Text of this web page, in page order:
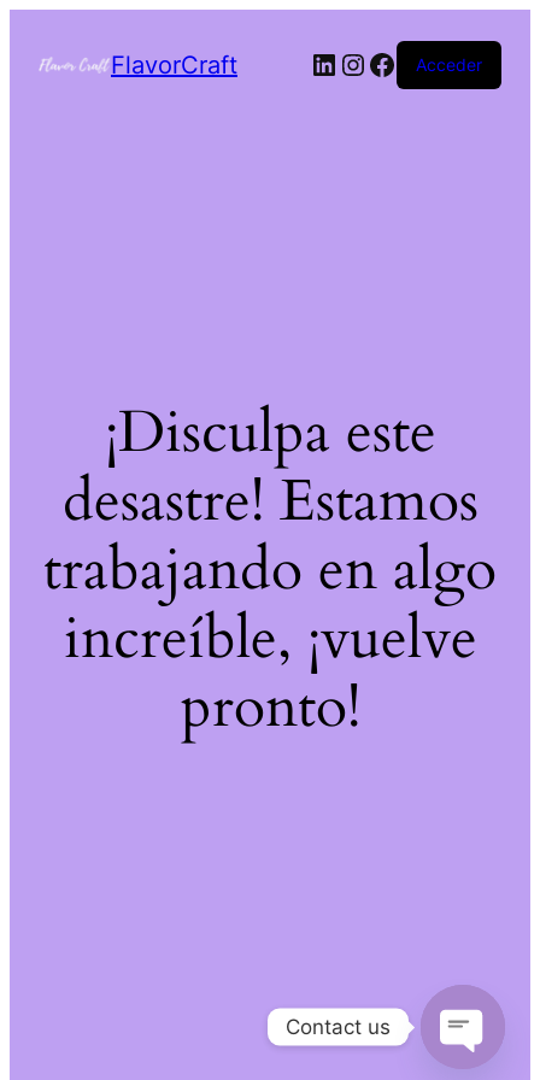
FlavorCraft Acceder
¡Disculpa este
desastre! Estamos
trabajando en algo
increíble, ¡vuelve
pronto!
Contact us